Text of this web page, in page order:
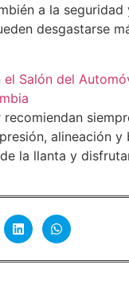
a la
desgastarse
el Salón del
alineación
la llanta y